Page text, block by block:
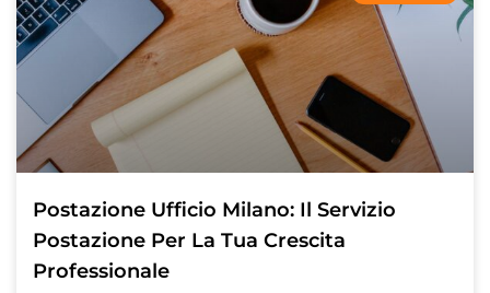
Postazione Ufficio Milano: Il Servizio
Postazione Per La Tua Crescita
Professionale